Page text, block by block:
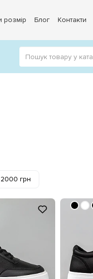
розмір Блог Контакти
грн